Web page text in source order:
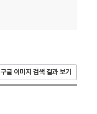
구글 이미지 검색 결과 보기